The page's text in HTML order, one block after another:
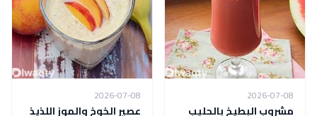
2026-07-08
مشروب البطيخ بالحليب
2026-07-08
عصير الخوخ والموز اللذيذ